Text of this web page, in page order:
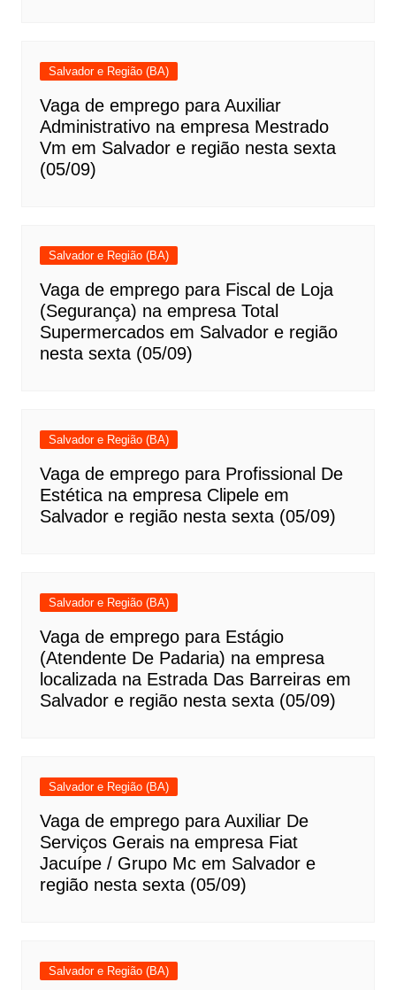
Salvador e Região (BA)
Vaga de emprego para Auxiliar
Administrativo na empresa Mestrado
Vm em Salvador e região nesta sexta
(05/09)
Salvador e Região (BA)
Vaga de emprego para Fiscal de Loja
(Segurança) na empresa Total
Supermercados em Salvador e região
nesta sexta (05/09)
Salvador e Região (BA)
Vaga de emprego para Profissional De
Estética na empresa Clipele em
Salvador e região nesta sexta (05/09)
Salvador e Região (BA)
Vaga de emprego para Estágio
(Atendente De Padaria) na empresa
localizada na Estrada Das Barreiras em
Salvador e região nesta sexta (05/09)
Salvador e Região (BA)
Vaga de emprego para Auxiliar De
Serviços Gerais na empresa Fiat
Jacuípe / Grupo Mc em Salvador e
região nesta sexta (05/09)
Salvador e Região (BA)